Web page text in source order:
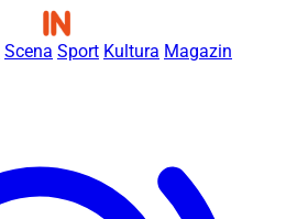
Scena Sport Kultura Magazin